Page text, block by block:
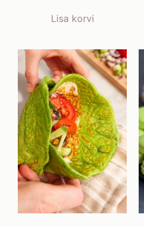
Lisa korvi